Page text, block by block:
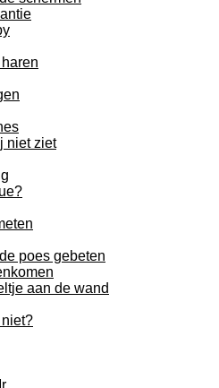
niet ziet
poes gebeten
aan de wand